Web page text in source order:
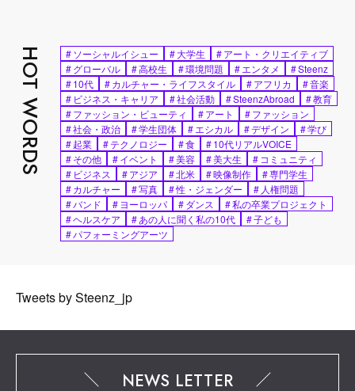
HOT WORDS #ソーシャルイシュー #大学生 #アート・クリエイティブ
#グローバル #高校生 #環境問題 #エンタメ #Steenz
#10代 #カルチャー・ライフスタイル #アフリカ #音楽
# ビジネス・キャリア #社会活動 #SteenzAbroad #教育
#ファッション・ビューティ #アート #ファッション
#社会・政治 #学生団体 #エシカル #デザイン #学び
#起業 #テクノロジー #食 #10代リアルVOICE
#その他 #イベント #美容 #美大生 # コミュニティ
# ビジネス #アジア #北米 #映像制作 #専門学生
#カルチャー #写真 #性・ジェンダー # 人権問題
#バンド #ヨーロッパ #ダンス #私の卒業プロジェクト
#ヘルスケア #あの人に聞く私の10代 #子ども
#パフォーミングアーツ
Tweets by Steenz_jp
NEWS LETTER